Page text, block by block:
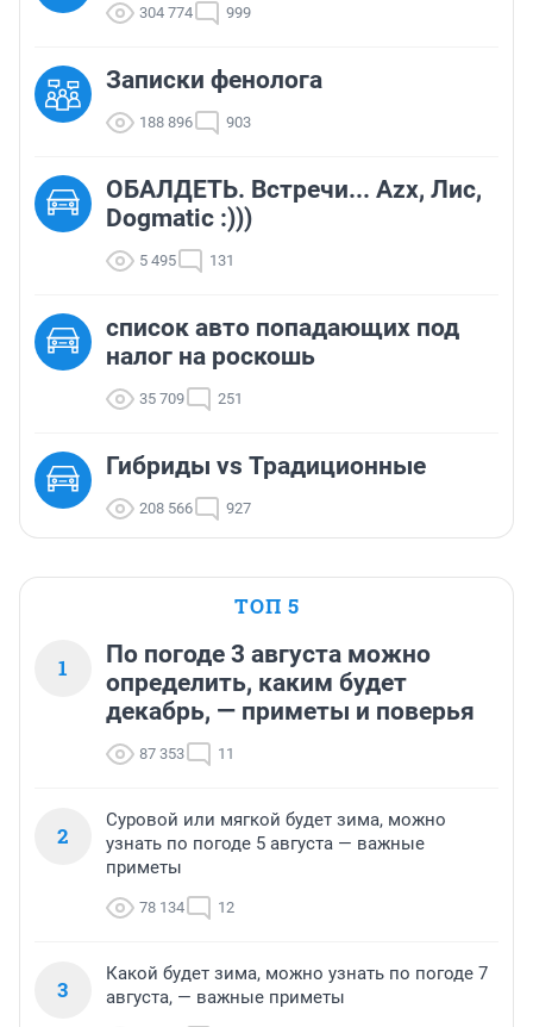
304 774 999
Записки фенолога
188 896 903
ОБАЛДЕТЬ. Встречи... Azx, Лис,
Dogmatic :)))
5 495 131
список авто попадающих под
налог на роскошь
35 709 251
Гибриды vs Традиционные
208 566 927
ТОП 5
1
По погоде 3 августа можно
определить, каким будет
декабрь, — приметы и поверья
87 353 11
2
Суровой или мягкой будет зима, можно
узнать по погоде 5 августа — важные
приметы
78 134 12
3
Какой будет зима, можно узнать по погоде 7
августа, — важные приметы